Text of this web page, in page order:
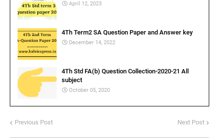
April 12, 2023
4Th Term2 SA Question Paper and Answer key
December 14, 2022
4Th Std FA(b) Question Collection-2020-21 All
subject
October 05, 2020
Previous Post Next Post